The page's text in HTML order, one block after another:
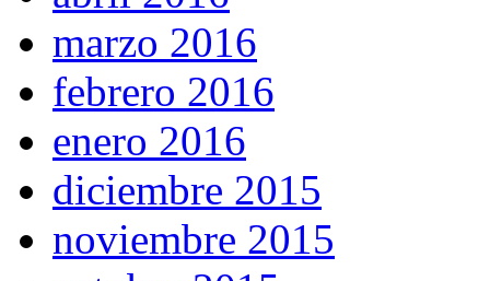
marzo 2016
febrero 2016
enero 2016
diciembre 2015
noviembre 2015